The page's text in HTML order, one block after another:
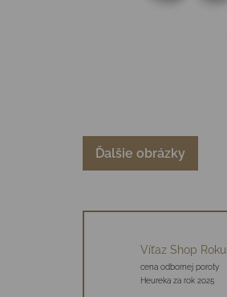
Ďalšie obrázky
Víťaz Shop Roku
cena odbornej poroty
Heureka za rok 2025